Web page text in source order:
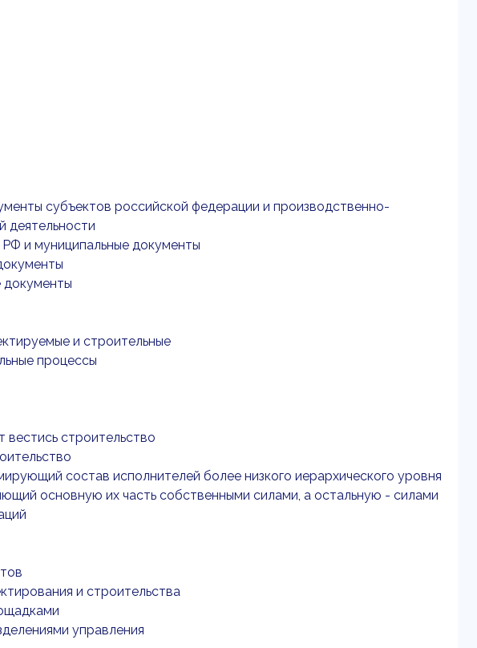
субъектов российской федерации и производственно-
деятельности
и муниципальные документы
документы
и строительные
процессы
вестись строительство
состав исполнителей более низкого иерархического уровня
основную их часть собственными силами, а остальную - силами
и строительства
управления